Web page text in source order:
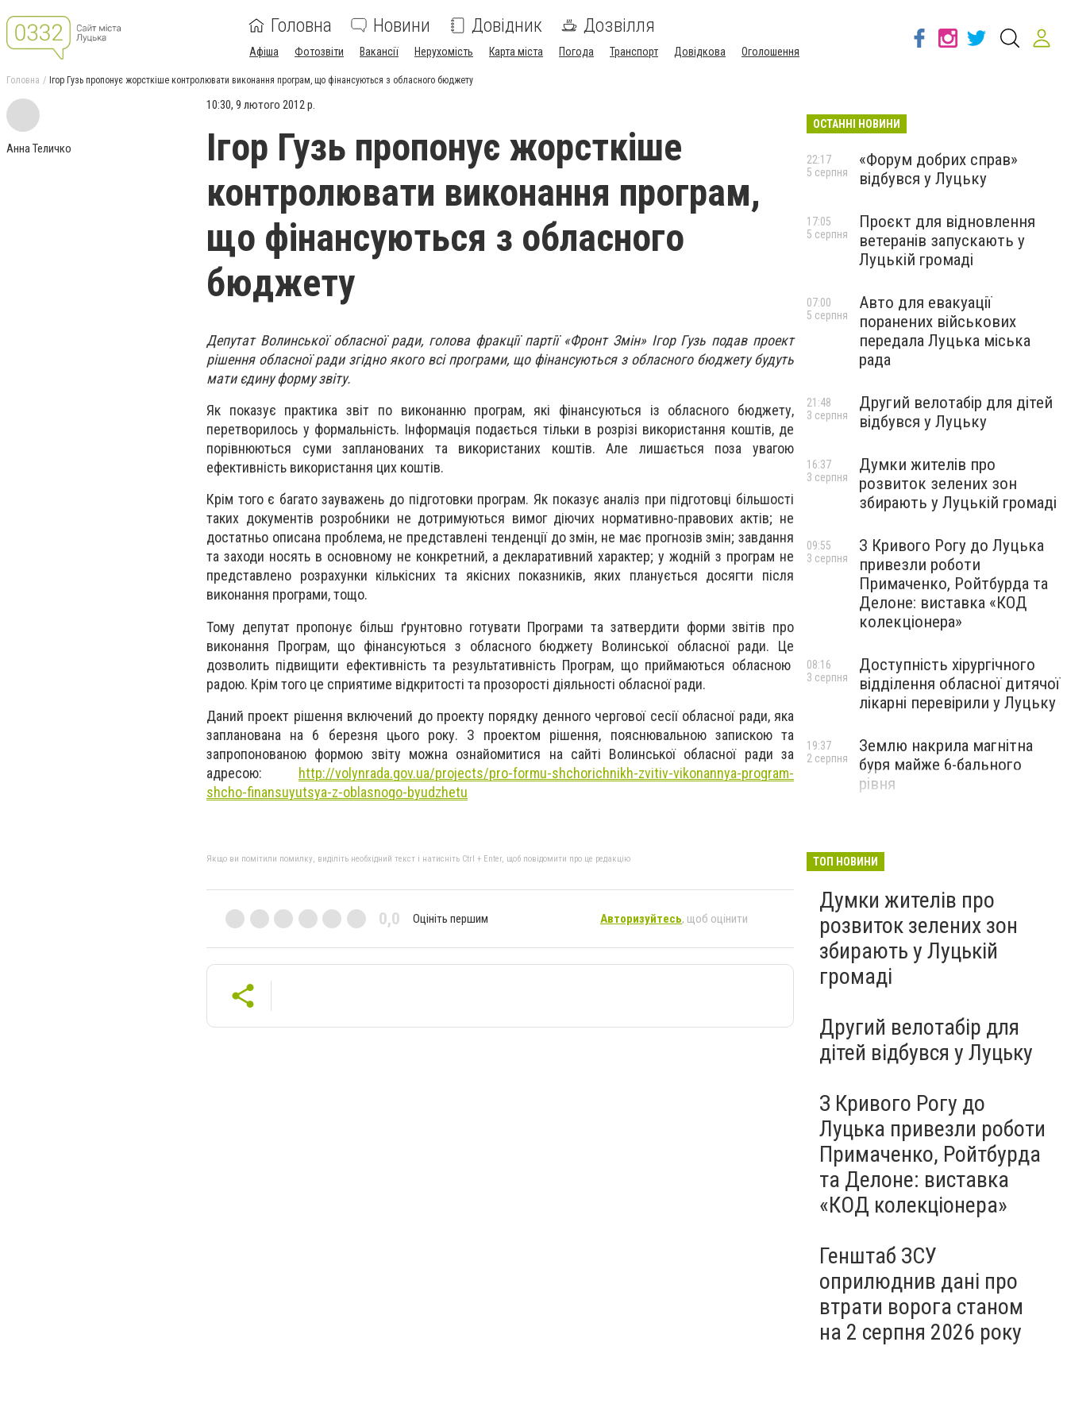
Головна Новини Довідник Дозвілля
Афіша Фотозвіти Вакансії Нерухомість Карта міста Погода Транспорт Довідкова Оголошення
Головна Ігор Гузь пропонує жорсткіше контролювати виконання програм, що фінансуються з обласного бюджету
Анна Теличко
10:30, 9 лютого 2012 р.
Ігор Гузь пропонує жорсткіше
контролювати виконання програм,
що фінансуються з обласного
бюджету
Депутат Волинської обласної ради, голова фракції партії «Фронт Змін» Ігор Гузь подав проект
рішення обласної ради згідно якого всі програми, що фінансуються з обласного бюджету будуть
мати єдину форму звіту.
Як показує практика звіт повиконаннюпрограм, які фінансуються із обласного бюджету,
перетворилось у формальність. Інформація подається тільки в розрізі використання коштів, де
порівнюються суми запланованих та використаних коштів. Але лишається поза увагою
ефективність використання цих коштів.
Крім того є багато зауважень до підготовки програм. Як показує аналіз при підготовці більшості
таких документів розробники не дотримуються вимог діючих нормативно-правових актів; не
достатньо описана проблема, не представлені тенденції до змін, не має прогнозів змін; завдання
та заходи носять в основному не конкретний, а декларативний характер; у жодній з програм не
представлено розрахунки кількісних та якісних показників, яких планується досягти після
виконання програми, тощо.
Тому депутат пропонує більш ґрунтовно готувати Програми та затвердити форми звітів про
виконання Програм, що фінансуються з обласного бюджету Волинської обласної ради. Це
дозволить підвищити ефективність та результативність Програм, що приймаються обласною
радою. Крім того це сприятиме відкритості та прозорості діяльності обласної ради.
Даний проект рішення включений до проекту порядку денного чергової сесії обласної ради, яка
запланована на 6 березня цього року. З проектом рішення, пояснювальною запискою та
запропонованою формою звіту можна ознайомитися на сайті Волинської обласної ради за
адресою: http://volynrada.gov.ua/projects/pro-formu-shchorichnikh-zvitiv-vikonannya-program-
shcho-finansuyutsya-z-oblasnogo-byudzhetu
Якщо ви помітили помилку, виділіть необхідний текст і натисніть Ctrl + Enter, щоб повідомити про це редакцію
0,0 Оцініть першим Авторизуйтесь, щоб оцінити
ОСТАННІ НОВИНИ
«Форум добрих справ»
відбувся у Луцьку
22:17
5 серпня
Проєкт для відновлення
ветеранів запускають у
Луцькій громаді
17:05
5 серпня
Авто для евакуації
поранених військових
передала Луцька міська
рада
07:00
5 серпня
Другий велотабір для дітей
відбувся у Луцьку
21:48
3 серпня
Думки жителів про
розвиток зелених зон
збирають у Луцькій громаді
16:37
3 серпня
З Кривого Рогу до Луцька
привезли роботи
Примаченко, Ройтбурда та
Делоне: виставка «КОД
колекціонера»
09:55
3 серпня
Доступність хірургічного
відділення обласної дитячої
лікарні перевірили у Луцьку
08:16
3 серпня
Землю накрила магнітна
буря майже 6-бального
рівня
19:37
2 серпня
ТОП НОВИНИ
Думки жителів про
розвиток зелених зон
збирають у Луцькій
громаді
Другий велотабір для
дітей відбувся у Луцьку
З Кривого Рогу до
Луцька привезли роботи
Примаченко, Ройтбурда
та Делоне: виставка
«КОД колекціонера»
Генштаб ЗСУ
оприлюднив дані про
втрати ворога станом
на 2 серпня 2026 року